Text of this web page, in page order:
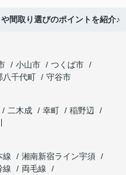
間取り選びのポイントを紹介♪
小山市
つくば市
八千代町
守谷市
二木成 幸町
稲野辺
線
湘南新宿ライン宇須
線
両毛線